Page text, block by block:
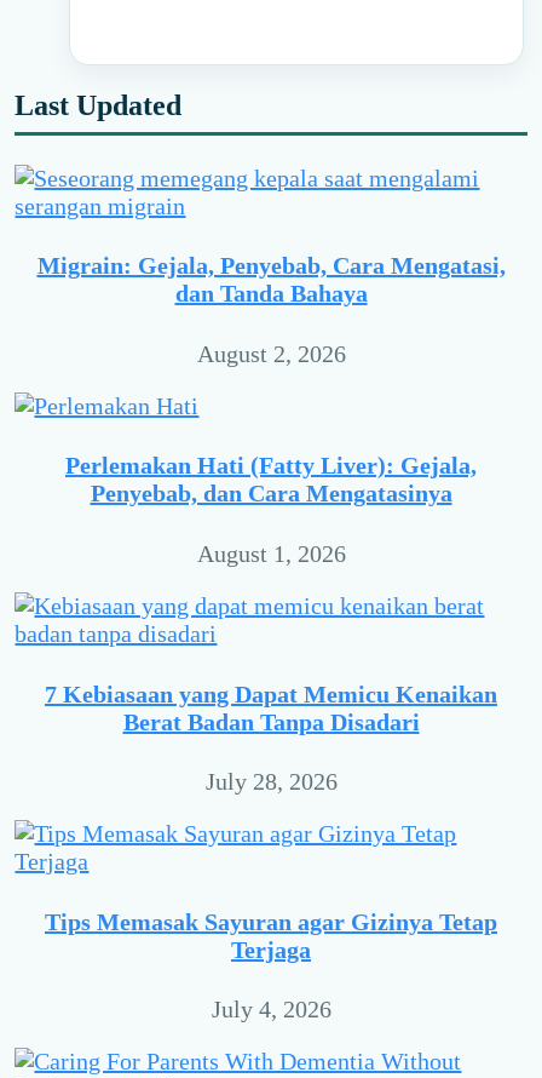
Last Updated
Migrain: Gejala, Penyebab, Cara Mengatasi,
dan Tanda Bahaya
August 2, 2026
Perlemakan Hati (Fatty Liver): Gejala,
Penyebab, dan Cara Mengatasinya
August 1, 2026
7 Kebiasaan yang Dapat Memicu Kenaikan
Berat Badan Tanpa Disadari
July 28, 2026
Tips Memasak Sayuran agar Gizinya Tetap
Terjaga
July 4, 2026